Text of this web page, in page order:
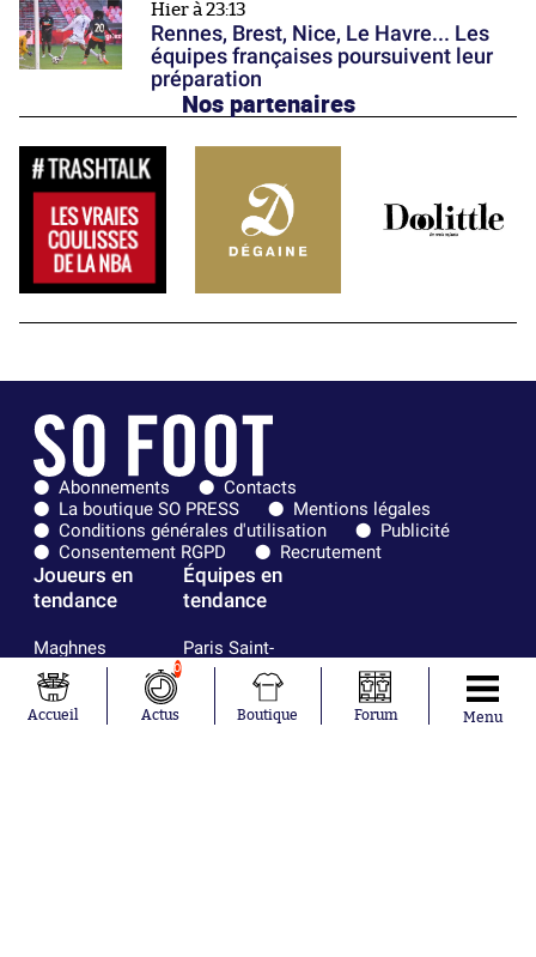
Hier à 23:13
Rennes, Brest, Nice, Le Havre... Les
équipes françaises poursuivent leur
préparation
Nos partenaires
Abonnements
Contacts
La boutique SO PRESS
Mentions légales
Conditions générales d'utilisation
Publicité
Consentement RGPD
Recrutement
Joueurs en
tendance
Maghnes
Akliouche
Mohamed
Salah
Équipes en
tendance
Paris Saint-
Germain
Olympique de
Marseille
Accueil
0
Actus Boutique Forum Menu